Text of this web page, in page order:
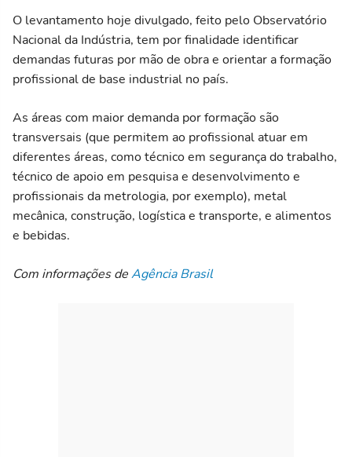
O levantamento hoje divulgado, feito pelo Observatório
Nacional da Indústria, tem por finalidade identificar
demandas futuras por mão de obra e orientar a formação
profissional de base industrial no país.
As áreas com maior demanda por formação são
transversais (que permitem ao profissional atuar em
diferentes áreas, como técnico em segurança do trabalho,
técnico de apoio em pesquisa e desenvolvimento e
profissionais da metrologia, por exemplo), metal
mecânica, construção, logística e transporte, e alimentos
e bebidas.
Com informações deAgência Brasil